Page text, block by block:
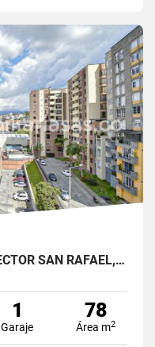
ARRIENDO APARTAMENTO SECTOR SAN RAFAEL, MANIZALES
1
Garaje
78
Área m2